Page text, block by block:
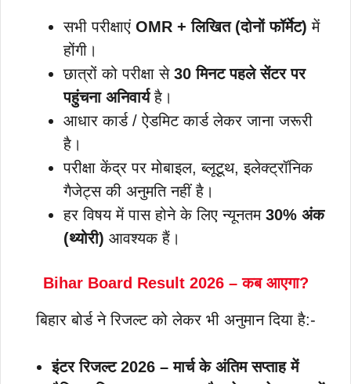
सभी परीक्षाएं OMR + लिखित (दोनों फॉर्मेट) में
होंगी।
छात्रों को परीक्षा से 30 मिनट पहले सेंटर पर
पहुंचना अनिवार्यहै।
आधार कार्ड / ऐडमिट कार्ड लेकर जाना जरूरी
है।
परीक्षा केंद्र पर मोबाइल, ब्लूटूथ, इलेक्ट्रॉनिक
गैजेट्स की अनुमति नहीं है।
हर विषय में पास होने के लिए न्यूनतम 30% अंक
(थ्योरी) आवश्यक हैं।
Bihar Board Result 2026 – कब आएगा?
बिहार बोर्ड ने रिजल्ट को लेकर भी अनुमान दिया है:-
इंटर रिजल्ट 2026 – मार्च के अंतिम सप्ताह में